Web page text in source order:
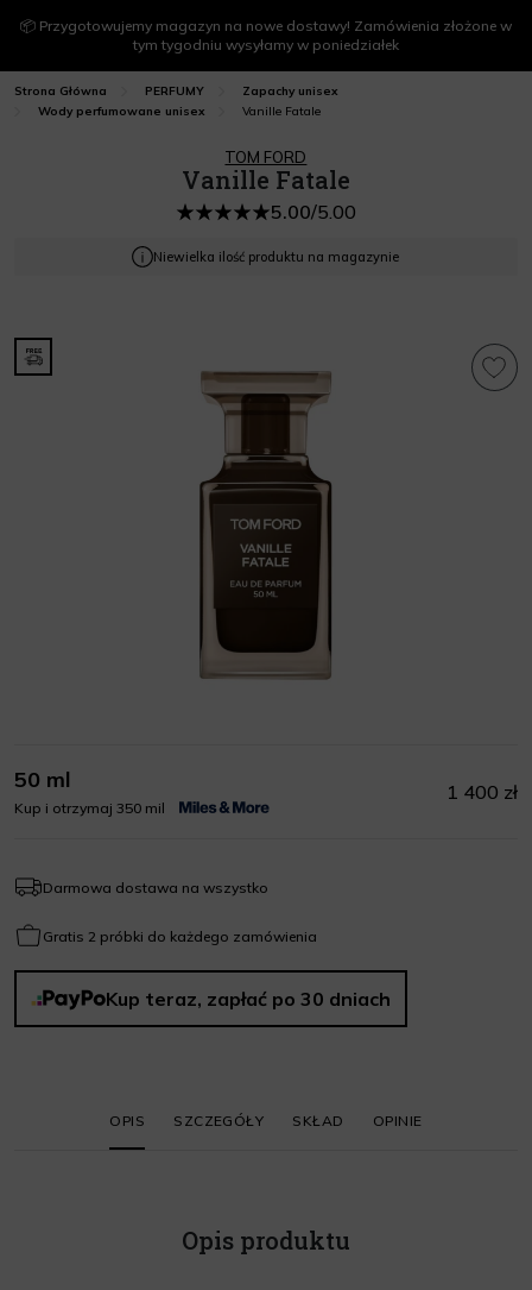
📦 Przygotowujemy magazyn na nowe dostawy! Zamówienia złożone w
tym tygodniu wysyłamy w poniedziałek
Strona Główna PERFUMY
Zapachy unisex
Wody perfumowane unisex
Vanille Fatale
TOM FORD
Vanille Fatale
5.00/5.00
Niewielka ilość produktu na magazynie
50 ml
Kup i otrzymaj 350 mil
1 400 zł
Darmowa dostawa na wszystko
Gratis 2 próbki do każdego zamówienia
Kup teraz, zapłać po 30 dniach
OPIS SZCZEGÓŁY SKŁAD OPINIE
Opis produktu